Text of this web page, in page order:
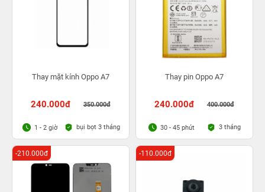
Thay mặt kính Oppo A7
240.000đ 350.000đ
1 - 2 giờ bụi bọt 3 tháng
Thay pin Oppo A7
240.000đ 400.000đ
30 - 45 phút 3 tháng
-210.000đ -110.000đ